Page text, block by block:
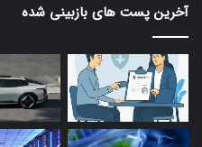
آخرین پست های بازبینی شده